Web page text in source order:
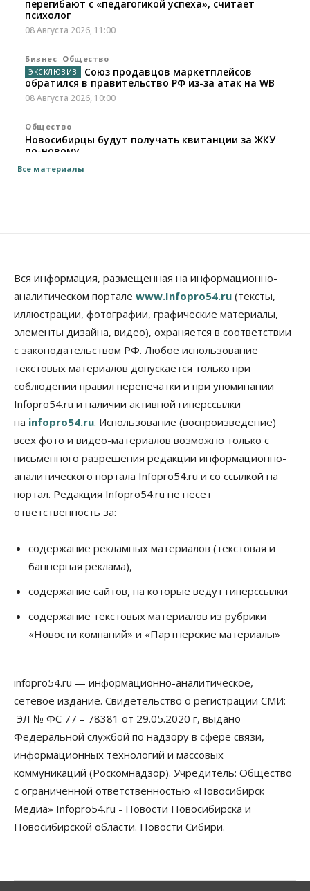
перегибают с «педагогикой успеха», считает
психолог
08 Августа 2026, 11:00
Бизнес Общество
Союз продавцов маркетплейсов
обратился в правительство РФ из-за атак на WB
08 Августа 2026, 10:00
Общество
Новосибирцы будут получать квитанции за ЖКУ
по-новому
08 Августа 2026, 09:00
В Новосибирске прошёл митинг
против нового закона о памятниках
07 Августа 2026, 18:00
Бизнес
В аэропорту Толмачёво завершены работы по
бетонированию рулежных дорожек
07 Августа 2026, 17:00
Бизнес Общество
Новосибирцы стали реже оформлять
дома по упрощенной схеме
07 Августа 2026, 16:00
Общество Право&Порядок
Роспотребнадзор изъял почти полторы тонны
мяса в Новосибирской области
Расходы новосибирцев на спорт выросли на 40%
за полгода
07 Августа 2026, 14:35
07 Августа 2026, 14:00
07 Августа 2026, 13:55
Авто Общество
Треть автовладельцев в Новосибирской области
«поставили машины на прикол»
07 Августа 2026, 13:00
Власть
Школы, библиотеки, пешеходные тротуары:
депутаты Госдумы контролируют работы на
социальных объектах
07 Августа 2026, 12:35
Синоптики рассказали о погоде в Новосибирске
Все материалы
Вся информация, размещенная на информационно-
аналитическом портале www.Infopro54.ru (тексты,
иллюстрации, фотографии, графические материалы,
элементы дизайна, видео), охраняется в соответствии
с законодательством РФ. Любое использование
текстовых материалов допускается только при
соблюдении правил перепечатки и при упоминании
Infopro54.ru и наличии активной гиперссылки
на infopro54.ru. Использование (воспроизведение)
всех фото и видео-материалов возможно только с
письменного разрешения редакции информационно-
аналитического портала Infopro54.ru и со ссылкой на
портал. Редакция Infopro54.ru не несет
ответственность за:
содержание рекламных материалов (текстовая и
баннерная реклама),
содержание сайтов, на которые ведут гиперссылки
содержание текстовых материалов из рубрики
«Новости компаний» и «Партнерские материалы»
infopro54.ru — информационно-аналитическое,
сетевое издание. Свидетельство о регистрации СМИ:
ЭЛ № ФС 77 – 78381 от 29.05.2020 г, выдано
Федеральной службой по надзору в сфере связи,
информационных технологий и массовых
коммуникаций (Роскомнадзор). Учредитель: Общество
с ограниченной ответственностью «Новосибирск
Медиа» Infopro54.ru - Новости Новосибирска и
Новосибирской области. Новости Сибири.